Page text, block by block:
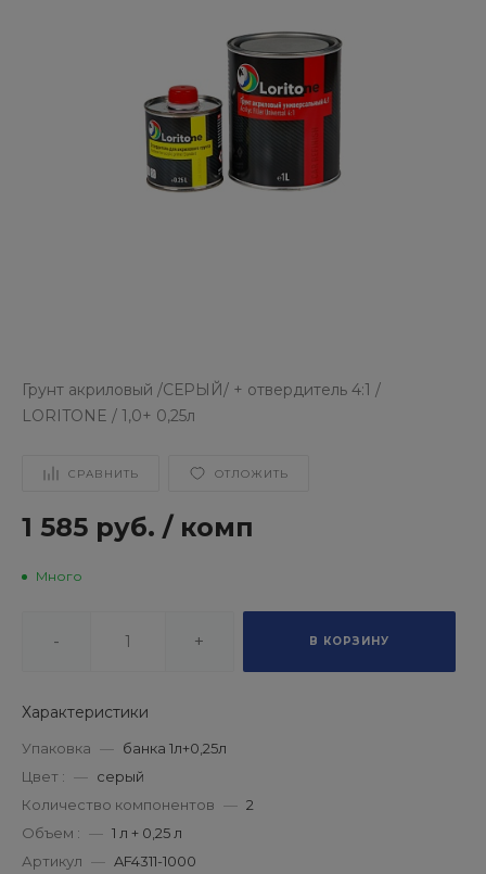
Грунт акриловый /СЕРЫЙ/ + отвердитель 4:1 /
LORITONE / 1,0+ 0,25л
СРАВНИТЬ ОТЛОЖИТЬ
1 585 руб. / комп
Много
- + В КОРЗИНУ
Характеристики
Упаковка — банка 1л+0,25л
Цвет : — серый
Количество компонентов — 2
Объем : — 1 л + 0,25 л
Артикул — AF4311-1000